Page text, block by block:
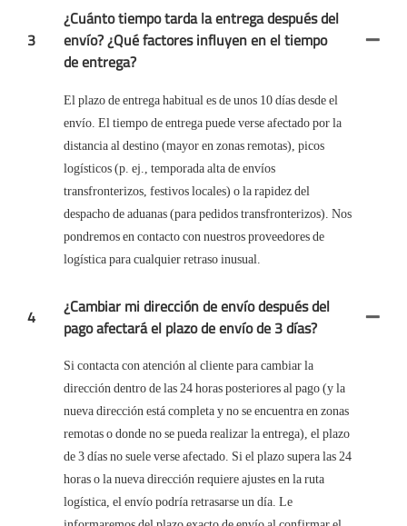
3
¿Cuánto tiempo tarda la entrega después del
envío? ¿Qué factores influyen en el tiempo
de entrega?
El plazo de entrega habitual es de unos 10 días desde el
envío. El tiempo de entrega puede verse afectado por la
distancia al destino (mayor en zonas remotas), picos
logísticos (p. ej., temporada alta de envíos
transfronterizos, festivos locales) o la rapidez del
despacho de aduanas (para pedidos transfronterizos). Nos
pondremos en contacto con nuestros proveedores de
logística para cualquier retraso inusual.
4
¿Cambiar mi dirección de envío después del
pago afectará el plazo de envío de 3 días?
Si contacta con atención al cliente para cambiar la
dirección dentro de las 24 horas posteriores al pago (y la
nueva dirección está completa y no se encuentra en zonas
remotas o donde no se pueda realizar la entrega), el plazo
de 3 días no suele verse afectado. Si el plazo supera las 24
horas o la nueva dirección requiere ajustes en la ruta
logística, el envío podría retrasarse un día. Le